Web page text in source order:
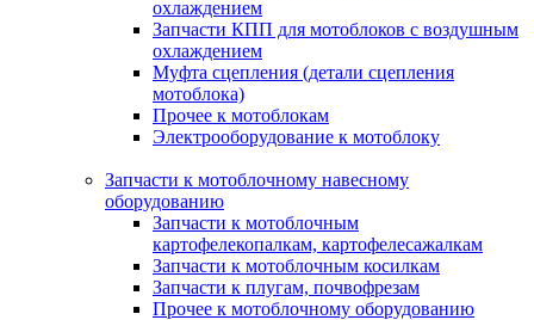
охлаждением
Запчасти КПП для мотоблоков с воздушным
охлаждением
Муфта сцепления (детали сцепления
мотоблока)
Прочее к мотоблокам
Электрооборудование к мотоблоку
Запчасти к мотоблочному навесному
оборудованию
Запчасти к мотоблочным
картофелекопалкам, картофелесажалкам
Запчасти к мотоблочным косилкам
Запчасти к плугам, почвофрезам
Прочее к мотоблочному оборудованию